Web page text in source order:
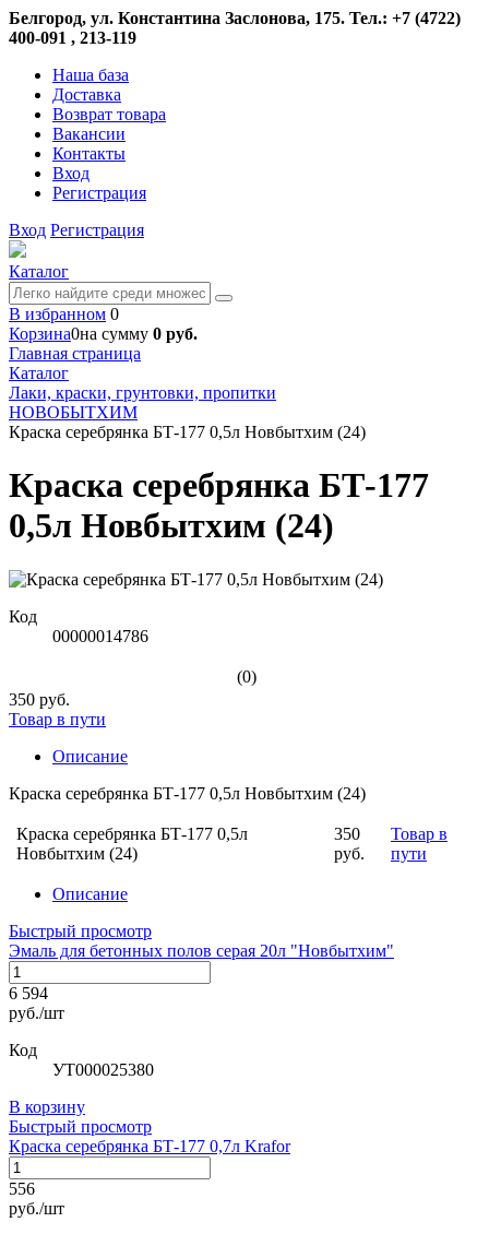
Белгород, ул. Константина Заслонова, 175. Тел.: +7 (4722)
400-091 , 213-119
Наша база
Доставка
Возврат товара
Вакансии
Контакты
Вход
Регистрация
Вход Регистрация
Каталог
В избранном 0
Корзина0на сумму 0 руб.
Главная страница
Каталог
Лаки, краски, грунтовки, пропитки
НОВОБЫТХИМ
Краска серебрянка БТ-177 0,5л Новбытхим (24)
Краска серебрянка БТ-177
0,5л Новбытхим (24)
Код
00000014786
(0)
350 руб.
Товар в пути
Описание
Краска серебрянка БТ-177 0,5л Новбытхим (24)
Краска серебрянка БТ-177 0,5л
Новбытхим (24)
350
руб.
Товар в
пути
Описание
Быстрый просмотр
Эмаль для бетонных полов серая 20л "Новбытхим"
6 594
руб./шт
Код
УТ000025380
В корзину
Быстрый просмотр
Краска серебрянка БТ-177 0,7л Krafor
556
руб./шт